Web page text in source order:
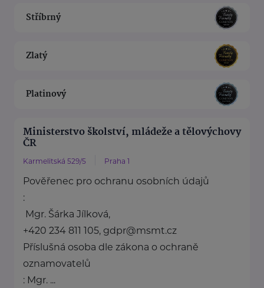
Stříbrný
Zlatý
Platinový
Ministerstvo školství, mládeže a tělovýchovy
ČR
Karmelitská 529/5 Praha 1
Pověřenec pro ochranu osobních údajů
:
Mgr. Šárka Jílková,
+420 234 811 105, gdpr@msmt.cz
Příslušná osoba dle zákona o ochraně
oznamovatelů
: Mgr. ...